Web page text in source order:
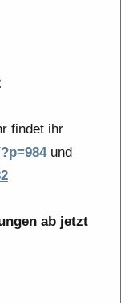
findet ihr
und
ab jetzt